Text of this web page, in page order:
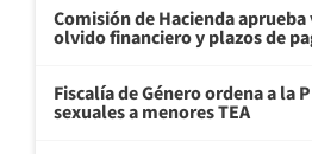
Comisión de Hacienda
olvido financiero y plazos de
Fiscalía de Género ordena a
sexuales a menores TEA